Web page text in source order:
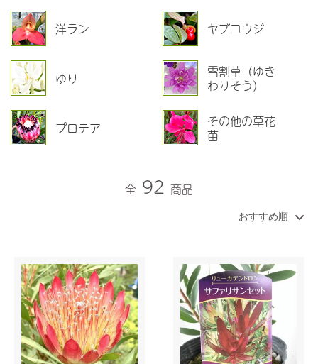
洋ラン ヤブコウジ
ゆり
雪割草（ゆき
わりそう）
プロテア
その他の草花
苗
全 92 商品